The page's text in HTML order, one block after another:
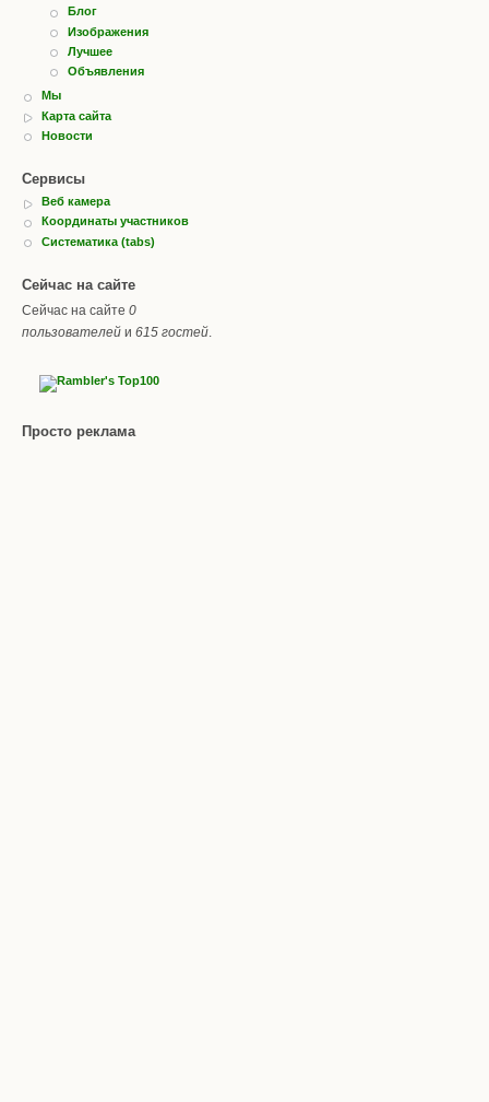
Блог
Изображения
Лучшее
Объявления
Мы
Карта сайта
Новости
Сервисы
Веб камера
Координаты участников
Систематика (tabs)
Сейчас на сайте
Сейчас на сайте 0
пользователей и 615 гостей.
Просто реклама